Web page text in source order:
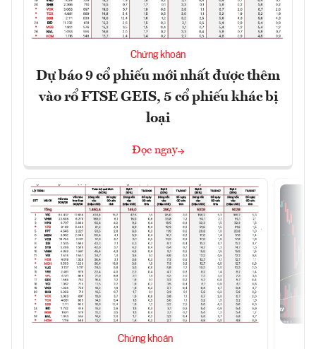
Chứng khoán
Dự báo 9 cổ phiếu mới nhất được thêm
vào rổ FTSE GEIS, 5 cổ phiếu khác bị
loại
Đọc ngay
Chứng khoán